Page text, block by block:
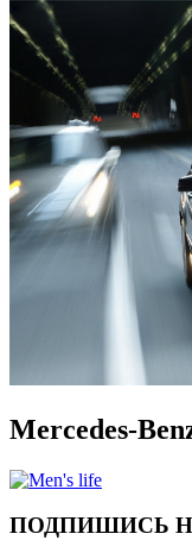
Mercedes-
ПОДПИШИСЬ